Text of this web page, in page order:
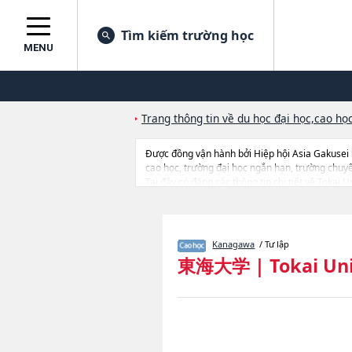
MENU
Tìm kiếm trường học
Trang thông tin về du học đại học,cao
Được đồng vận hành bởi Hiệp hội Asia Gakusei
cao học, trường đại học ngắn hạn, trường
Tại đây có đăng các thông tin chi tiết về Tokai
EngineeringhoặcGraduate school of
school of health StudieshoặcGraduate
tuyển sinh, số lượng trúng tuyển, cở sở trang
Kanagawa / Tư lập
東海大学 | Tokai